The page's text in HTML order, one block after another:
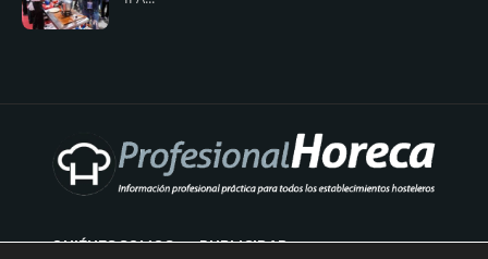
QUIÉNES SOMOS PUBLICIDAD